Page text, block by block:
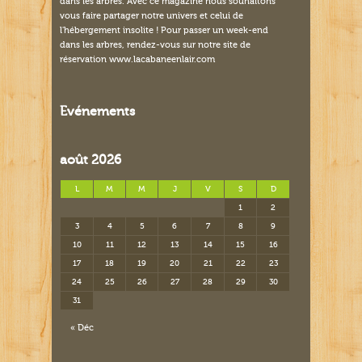
vous faire partager notre univers et celui de
l'hébergement insolite ! Pour passer un week-end
dans les arbres, rendez-vous sur notre site de
réservation www.lacabaneenlair.com
Evénements
août 2026
L M M J V S D
« Déc
1 2
3 4 5 6 7 8 9
10 11 12 13 14 15 16
17 18 19 20 21 22 23
24 25 26 27 28 29 30
31